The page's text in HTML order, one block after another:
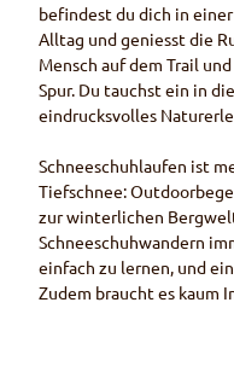
befindest du dich in
Alltag und geniesst die
Mensch auf dem Trail
Spur. Du tauchst ein in
eindrucksvolles
Schneeschuhlaufen ist
Tiefschnee:Outdoor
zur winterlichen
Schneeschuhwandern
einfach zu lernen, und
Zudem braucht es kaum